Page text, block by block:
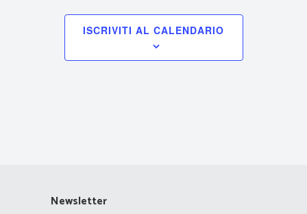
ISCRIVITI AL CALENDARIO
Newsletter